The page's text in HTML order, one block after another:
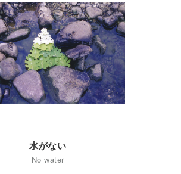
水がない
No water